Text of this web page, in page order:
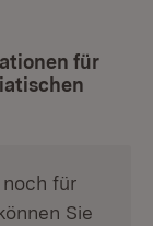
für
für
Sie